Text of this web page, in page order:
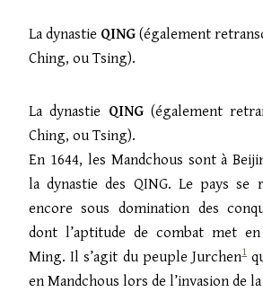
La dynastieQING(également
Ching, ou Tsing).
La dynastie QING (également
Ching, ou Tsing).
En 1644, les Mandchous sont à
la dynastie des QING. Le pays se
encore sous domination des
dont l’aptitude de combat met
Ming. Il s’agit du peuple Jurchen1
en Mandchous lors de l’invasion de